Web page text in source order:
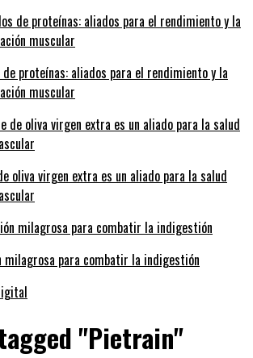
proteínas: aliados para el rendimiento y la
muscular
oliva virgen extra es un aliado para la salud
milagrosa para combatir la indigestión
"Pietrain"